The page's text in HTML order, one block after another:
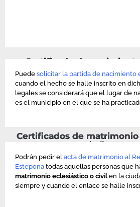
Certificado de nacimiento
Puede solicitar la partida de nacimiento
cuando el hecho se halle inscrito en
legales se considerará que el lugar de
es el municipio en el que se ha
Certificados de matrimonio
de Estepona
Podrán pedir el acta de matrimonio al
Estepona todas aquellas personas que
matrimonio eclesiástico o civil en la
siempre y cuando el enlace se halle